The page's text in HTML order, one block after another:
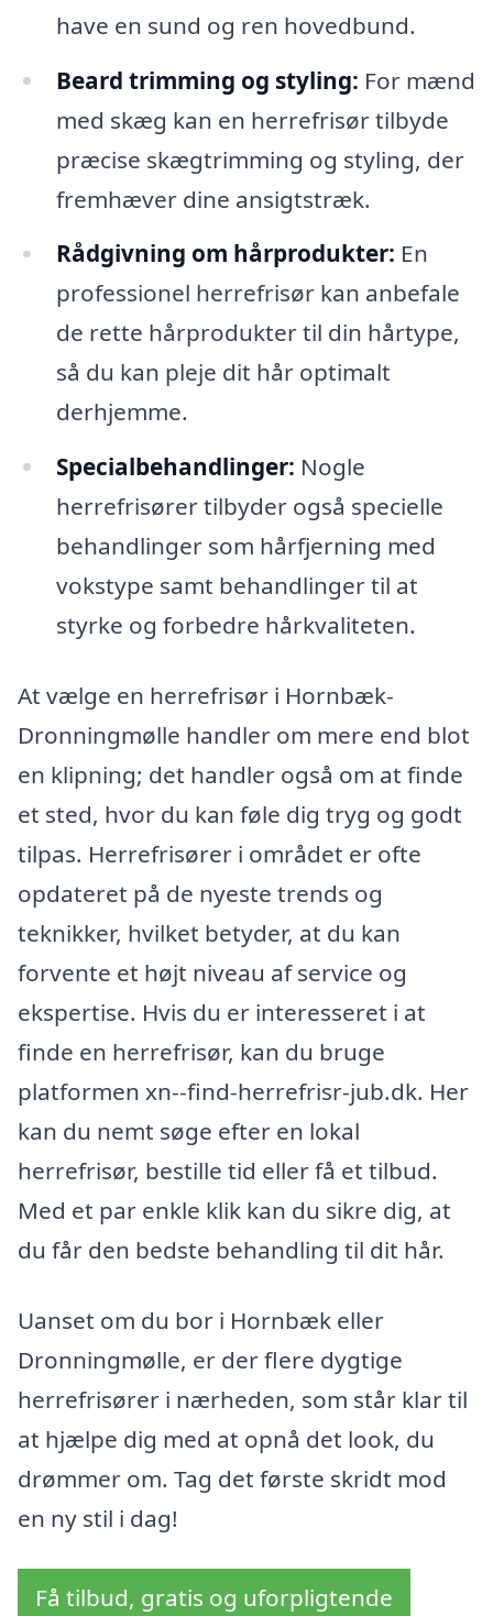
have en sund og ren hovedbund.
Beard trimming og styling: For mænd
med skæg kan en herrefrisør tilbyde
præcise skægtrimming og styling, der
fremhæver dine ansigtstræk.
Rådgivning om hårprodukter: En
professionel herrefrisør kan anbefale
de rette hårprodukter til din hårtype,
så du kan pleje dit hår optimalt
derhjemme.
Specialbehandlinger: Nogle
herrefrisører tilbyder også specielle
behandlinger som hårfjerning med
vokstype samt behandlinger til at
styrke og forbedre hårkvaliteten.
At vælge en herrefrisør i Hornbæk-
Dronningmølle handler om mere end blot
en klipning; det handler også om at finde
et sted, hvor du kan føle dig tryg og godt
tilpas. Herrefrisører i området er ofte
opdateret på de nyeste trends og
teknikker, hvilket betyder, at du kan
forvente et højt niveau af service og
ekspertise. Hvis du er interesseret i at
finde en herrefrisør, kan du bruge
platformen xn--find-herrefrisr-jub.dk. Her
kan du nemt søge efter en lokal
herrefrisør, bestille tid eller få et tilbud.
Med et par enkle klik kan du sikre dig, at
du får den bedste behandling til dit hår.
Uanset om du bor i Hornbæk eller
Dronningmølle, er der flere dygtige
herrefrisører i nærheden, som står klar til
at hjælpe dig med at opnå det look, du
drømmer om. Tag det første skridt mod
en ny stil i dag!
Få tilbud, gratis og uforpligtende